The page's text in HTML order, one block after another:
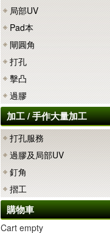
局部UV
Pad本
閘圓角
打孔
擊凸
過膠
加工 / 手作大量加工
打孔服務
過膠及局部UV
釘角
摺工
購物車
Cart empty